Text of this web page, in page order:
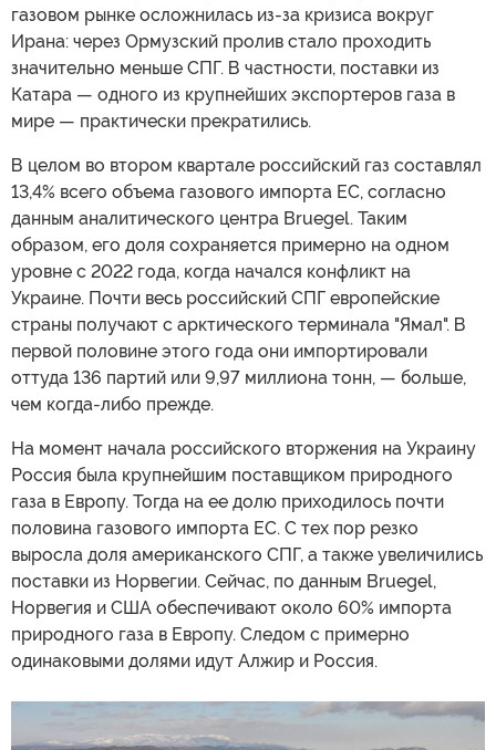
газовом рынке осложнилась из-за кризиса вокруг
Ирана: через Ормузский пролив стало проходить
значительно меньше СПГ. В частности, поставки из
Катара — одного из крупнейших экспортеров газа в
мире — практически прекратились.
В целом во втором квартале российский газ составлял
13,4% всего объема газового импорта ЕС, согласно
данным аналитического центра Bruegel. Таким
образом, его доля сохраняется примерно на одном
уровне с 2022 года, когда начался конфликт на
Украине. Почти весь российский СПГ европейские
страны получают с арктического терминала "Ямал". В
первой половине этого года они импортировали
оттуда 136 партий или 9,97 миллиона тонн, — больше,
чем когда-либо прежде.
На момент начала российского вторжения на Украину
Россия была крупнейшим поставщиком природного
газа в Европу. Тогда на ее долю приходилось почти
половина газового импорта ЕС. С тех пор резко
выросла доля американского СПГ, а также увеличились
поставки из Норвегии. Сейчас, по данным Bruegel,
Норвегия и США обеспечивают около 60% импорта
природного газа в Европу. Следом с примерно
одинаковыми долями идут Алжир и Россия.